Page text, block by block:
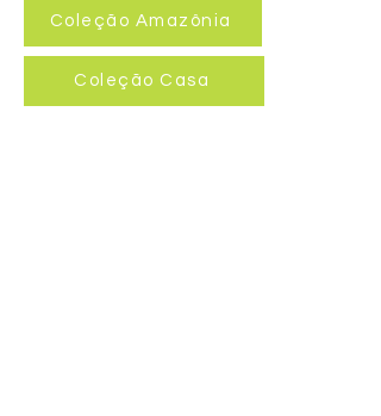
Coleção Amazônia
Coleção Casa